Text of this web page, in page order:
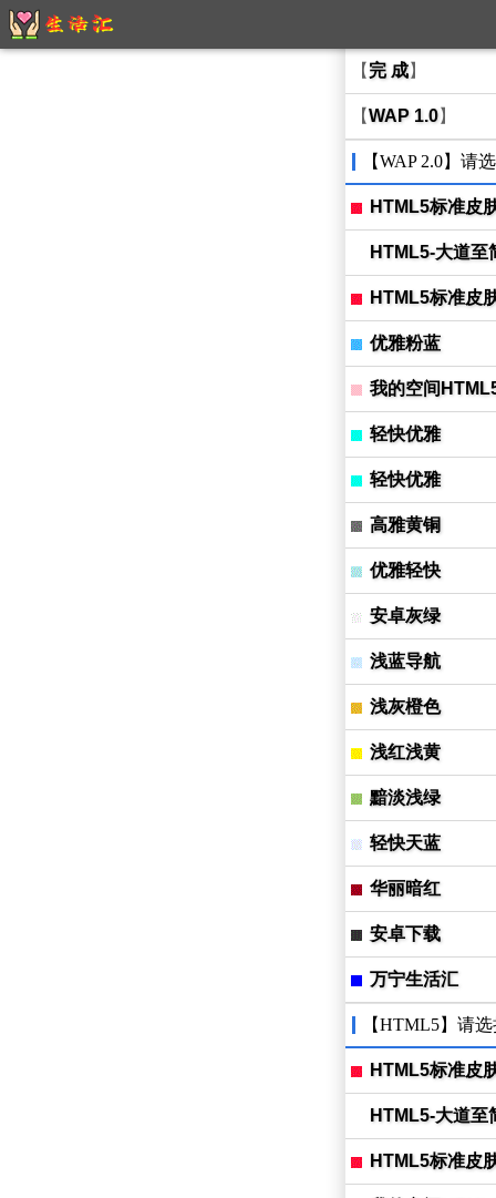
【 完 成】
【WAP 1.0】
【WAP 2.0】请
HTML5标准皮
HTML5-大道至
HTML5标准皮
优雅粉蓝
我的空间
轻快优雅
轻快优雅
高雅黄铜
优雅轻快
安卓灰绿
浅蓝导航
浅灰橙色
浅红浅黄
黯淡浅绿
轻快天蓝
华丽暗红
安卓下载
万宁生活汇
【HTML5】请选
HTML5标准皮
HTML5-大道至
HTML5标准皮